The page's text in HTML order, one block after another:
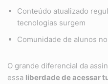
Conteúdo atualizado
tecnologias surgem
Comunidade de alunos
O grande diferencial da
essa liberdade de acessar